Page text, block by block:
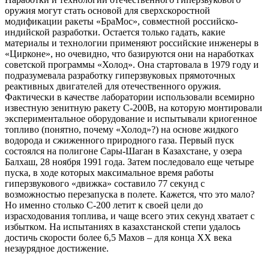
оружия могут стать основой для сверхскоростной
модификации ракеты «БраМос», совместной российско-
индийской разработки. Остается только гадать, какие
материалы и технологии применяют российские инженеры в
«Цирконе», но очевидно, что базируются они на наработках
советской программы «Холод». Она стартовала в 1979 году и
подразумевала разработку гиперзвуковых прямоточных
реактивных двигателей для отечественного оружия.
Фактически в качестве лаборатории использовали всемирно
известную зенитную ракету С-200В, на которую монтировали
экспериментальное оборудование и испытывали криогенное
топливо (понятно, почему «Холод»?) на основе жидкого
водорода и сжиженного природного газа. Первый пуск
состоялся на полигоне Сары-Шаган в Казахстане, у озера
Балхаш, 28 ноября 1991 года. Затем последовало еще четыре
пуска, в ходе которых максимальное время работы
гиперзвукового «движка» составило 77 секунд с
возможностью перезапуска в полете. Кажется, что это мало?
Но именно столько С-200 летит к своей цели до
израсходования топлива, и чаще всего этих секунд хватает с
избытком. На испытаниях в казахстанской степи удалось
достичь скорости более 6,5 Махов – для конца XX века
незаурядное достижение.